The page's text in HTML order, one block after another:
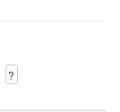
?